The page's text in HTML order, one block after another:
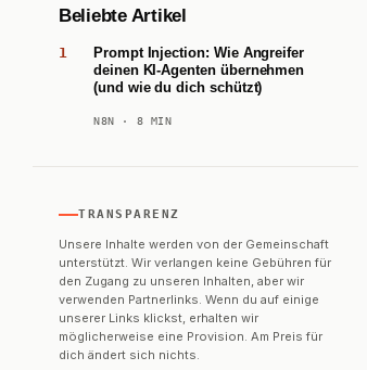
Beliebte Artikel
Prompt Injection: Wie Angreifer
deinen KI-Agenten übernehmen
(und wie du dich schützt)
N8N · 8 MIN
TRANSPARENZ
Unsere Inhalte werden von der Gemeinschaft
unterstützt. Wir verlangen keine Gebühren für
den Zugang zu unseren Inhalten, aber wir
verwenden Partnerlinks. Wenn du auf einige
unserer Links klickst, erhalten wir
möglicherweise eine Provision. Am Preis für
dich ändert sich nichts.